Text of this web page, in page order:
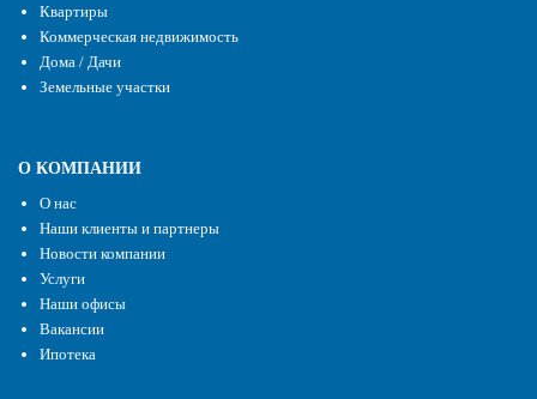
Квартиры
Коммерческая недвижимость
Дома / Дачи
Земельные участки
О КОМПАНИИ
О нас
Наши клиенты и партнеры
Новости компании
Услуги
Наши офисы
Вакансии
Ипотека